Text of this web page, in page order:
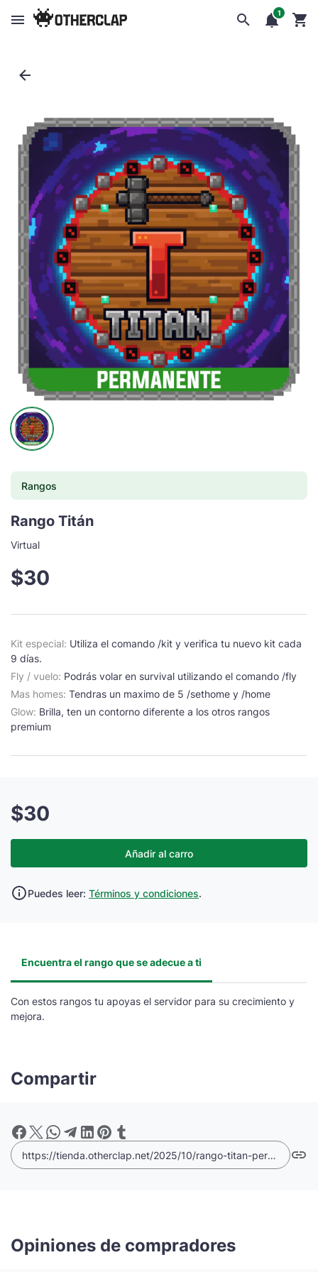
Rangos
Rango Titán
Virtual
$30
Kit especial: Utiliza el comando /kit y verifica tu nuevo kit cada
9 días.
Fly / vuelo: Podrás volar en survival utilizando el comando /fly
Mas homes: Tendras un maximo de 5 /sethome y /home
Glow: Brilla, ten un contorno diferente a los otros rangos
premium
$30
Añadir al carro
Puedes leer: Términos y condiciones.
Encuentra el rango que se adecue a ti
Con estos rangos tu apoyas el servidor para su crecimiento y
mejora.
Compartir
Opiniones de compradores